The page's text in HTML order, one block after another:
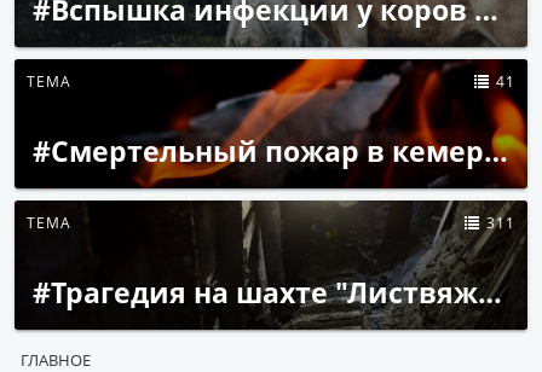
#Вспышка инфекции у коров в Кузбассе
ТЕМА 41
#Смертельный пожар в кемеровском пансионате
ТЕМА 311
#Трагедия на шахте "Листвяжная" ХК "СДС-Уголь"
ГЛАВНОЕ